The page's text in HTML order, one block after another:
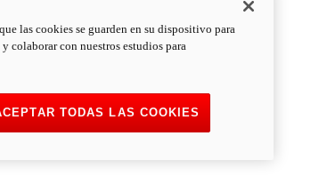
las cookies se guarden en su dispositivo para
colaborar con nuestros estudios para
TODAS LAS COOKIES